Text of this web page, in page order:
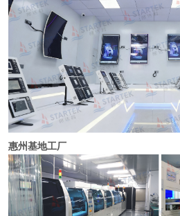
惠州基地工厂